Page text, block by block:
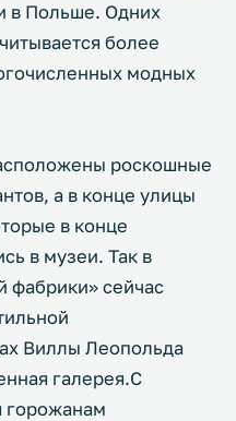
в Польше. Одних
более
модных
роскошные
а в конце улицы
в конце
в музеи. Так в
фабрики» сейчас
Виллы Леопольда
галерея.С
горожанам